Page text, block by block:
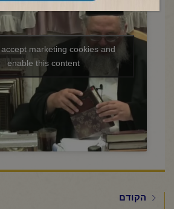
marketing cookies and
enable this content
הקודם